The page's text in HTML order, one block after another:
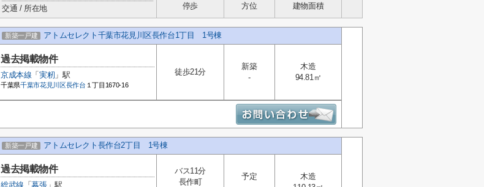
交通 / 所在地
停歩
方位
建物面積
新築一戸建 アトムセレクト千葉市花見川区長作台1丁目 1号棟
過去掲載物件
京成本線 「実籾 」駅
千葉県千葉市花見川区長作台 １丁目1670-16
徒歩21分
新築
-
木造
94.81㎡
新築一戸建 アトムセレクト長作台2丁目 1号棟
過去掲載物件
総武線 「幕張」駅
バス11分
長作町
予定
木造